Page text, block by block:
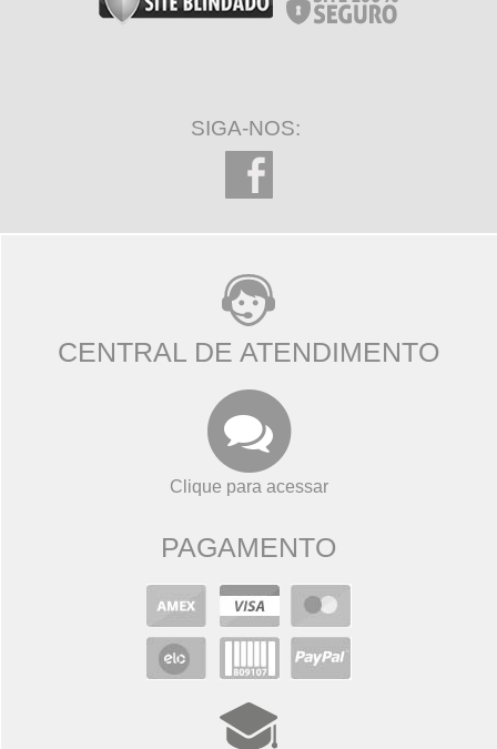
SIGA-NOS:
CENTRAL DE ATENDIMENTO
Clique para acessar
PAGAMENTO